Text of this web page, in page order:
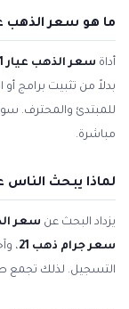
ما هو سعر الذهب عيار 21 اليوم وكيف يعمل
أداة سعر الذهب عيار 21 اليوم
بدلاً من تثبيت برامج
للمبتدئ والمحترف.
مباشرة.
لماذا يبحث الناس عن سعر الذهب
يزداد البحث عن سعر الذهب
سعر جرام ذهب 21
،
التسجيل. لذلك تجمع